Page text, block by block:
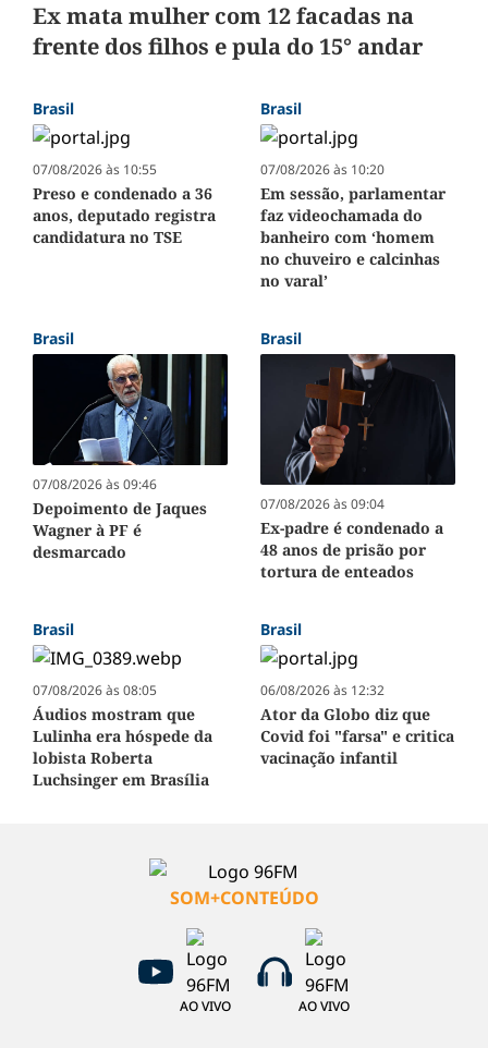
Ex mata mulher com 12 facadas na
frente dos filhos e pula do 15° andar
Brasil
07/08/2026 às 10:55
Preso e condenado a 36
anos, deputado registra
candidatura no TSE
Brasil
07/08/2026 às 10:20
Em sessão, parlamentar
faz videochamada do
banheiro com ‘homem
no chuveiro e calcinhas
no varal’
Brasil
07/08/2026 às 09:46
Depoimento de Jaques
Wagner à PF é
desmarcado
Brasil
07/08/2026 às 09:04
Ex-padre é condenado a
48 anos de prisão por
tortura de enteados
Brasil
07/08/2026 às 08:05
Áudios mostram que
Lulinha era hóspede da
lobista Roberta
Luchsinger em Brasília
Brasil
06/08/2026 às 12:32
Ator da Globo diz que
Covid foi "farsa" e critica
vacinação infantil
SOM+CONTEÚDO
AO VIVO AO VIVO